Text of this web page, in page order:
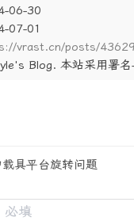
06-30
07-01
vrast.cn/posts/
Blog. 本站采用署
具平台旋转问题